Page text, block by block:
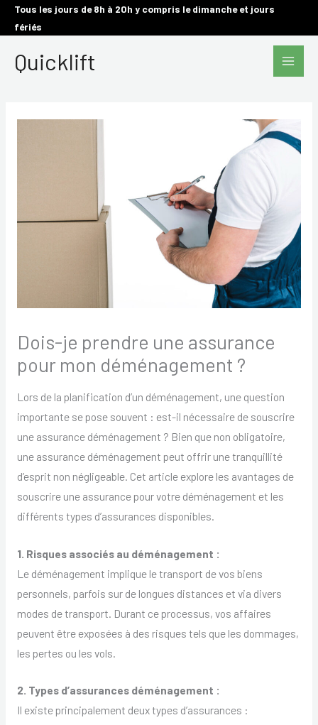
AllerTous les jours de 8h à 20h y compris le dimanche et jours
fériés
Quicklift
Main
Dois-je prendre une assurance
pour mon déménagement ?
Lors de la planification d’un déménagement, une question
importante se pose souvent : est-il nécessaire de souscrire
une assurance déménagement ? Bien que non obligatoire,
une assurance déménagement peut offrir une tranquillité
d’esprit non négligeable. Cet article explore les avantages de
souscrire une assurance pour votre déménagement et les
différents types d’assurances disponibles.
1. Risques associés au déménagement :
Le déménagement implique le transport de vos biens
personnels, parfois sur de longues distances et via divers
modes de transport. Durant ce processus, vos affaires
peuvent être exposées à des risques tels que les dommages,
les pertes ou les vols.
2. Types d’assurances déménagement :
Il existe principalement deux types d’assurances :